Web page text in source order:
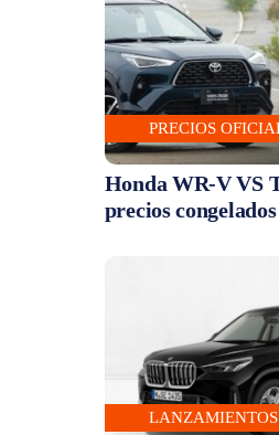
PRECIOS
Honda WR-V VS
precios
LANZAMIENTOS